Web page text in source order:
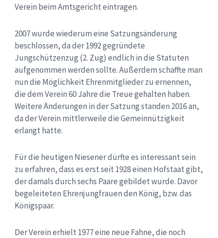
Verein beim Amtsgericht eintragen.
2007 wurde wiederum eine Satzungsänderung
beschlossen, da der 1992 gegründete
Jungschützenzug (2. Zug) endlich in die Statuten
aufgenommen werden sollte. Außerdem schaffte man
nun die Möglichkeit Ehrenmitglieder zu ernennen,
die dem Verein 60 Jahre die Treue gehalten haben.
Weitere Änderungen in der Satzung standen 2016 an,
da der Verein mittlerweile die Gemeinnützigkeit
erlangt hatte.
Für die heutigen Niesener dürfte es interessant sein
zu erfahren, dass es erst seit 1928 einen Hofstaat gibt,
der damals durch sechs Paare gebildet wurde. Davor
begeleiteten Ehrenjungfrauen den König, bzw. das
Königspaar.
Der Verein erhielt 1977 eine neue Fahne, die noch